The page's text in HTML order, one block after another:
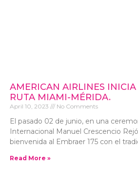
AMERICAN AIRLINES
RUTA MIAMI-MÉRIDA.
April 10, 2023 No Comments
El pasado 02 de junio, en una
Internacional Manuel Crescencio
bienvenida al Embraer 175 con el
Read More »